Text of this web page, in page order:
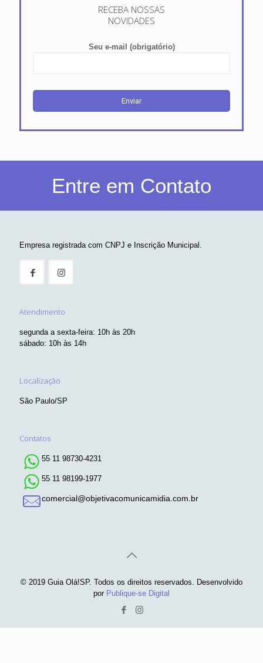
RECEBA NOSSAS
NOVIDADES
Seu e-mail (obrigatório)
Entre em Contato
Empresa registrada com CNPJ e Inscrição Municipal.
Atendimento
segunda a sexta-feira: 10h às 20h
sábado: 10h às 14h
Localização
São Paulo/SP
Contatos
55 11 98730-4231
55 11 98199-1977
comercial@objetivacomunicamidia.com.br
© 2019 Guia Olá!SP. Todos os direitos reservados. Desenvolvido
por Publique-se Digital